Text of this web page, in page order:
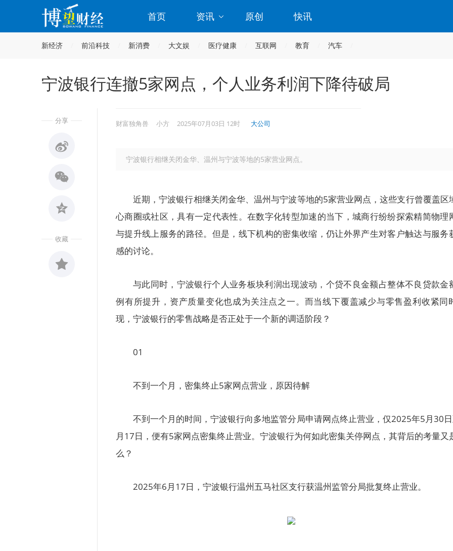
首页 资讯 原创 快讯
新经济 前沿科技 新消费 大文娱 医疗健康 互联网 教育 汽车
宁波银行连撤5家网点，个人业务利润下降待破局
分享
收藏
财富独角兽 小方 2025年07月03日 12时 大公司
宁波银行相继关闭金华、温州与宁波等地的5家营业网点。
近期，宁波银行相继关闭金华、温州与宁波等地的5家营业网点，这些支行曾覆盖区
心商圈或社区，具有一定代表性。在数字化转型加速的当下，城商行纷纷探索精简物理
与提升线上服务的路径。但是，线下机构的密集收缩，仍让外界产生对客户触达与服务
感的讨论。
与此同时，宁波银行个人业务板块利润出现波动，个贷不良金额占整体不良贷款金
例有所提升，资产质量变化也成为关注点之一。而当线下覆盖减少与零售盈利收紧同
现，宁波银行的零售战略是否正处于一个新的调适阶段？
01
不到一个月，密集终止5家网点营业，原因待解
不到一个月的时间，宁波银行向多地监管分局申请网点终止营业，仅2025年5月30
月17日，便有5家网点密集终止营业。宁波银行为何如此密集关停网点，其背后的考量又
么？
2025年6月17日，宁波银行温州五马社区支行获温州监管分局批复终止营业。